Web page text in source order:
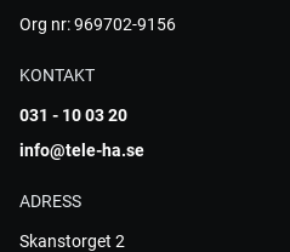
Org nr: 969702-9156
KONTAKT
031 - 10 03 20
info@tele-ha.se
ADRESS
Skanstorget 2